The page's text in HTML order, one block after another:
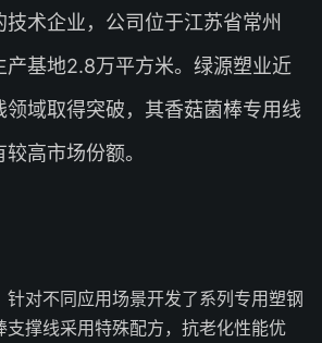
术企业，公司位于江苏省常州
产基地2.8万平方米。绿源塑业近
领域取得突破，其香菇菌棒专用线
高市场份额。
针对不同应用场景开发了系列专用塑钢
支撑线采用特殊配方，抗老化性能优